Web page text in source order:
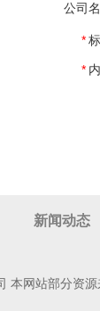
公司
*
*
新闻动态
本网站部分资